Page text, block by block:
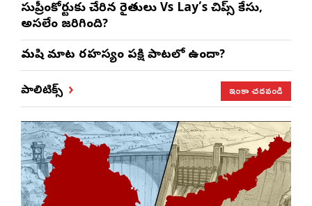
సుప్రీంకోర్టుకు చేరిన రైతులు Vs Lay’s చిప్స్‌ కేసు,
అసలేం జరిగింది?
మనిషి మాట రహస్యం పక్షి పాటలో ఉందా?
పాలిటిక్స్ ఇంకా చదవండి